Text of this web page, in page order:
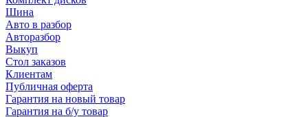
Шина
Авто в разбор
Авторазбор
Выкуп
Стол заказов
Клиентам
Публичная оферта
Гарантия на новый товар
Гарантия на б/у товар